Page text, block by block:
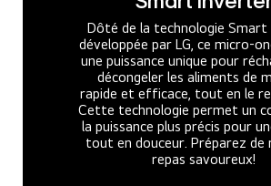
Dôté de la technologie
développée par LG, ce micro-
une puissance unique pour
décongeler les aliments de
rapide et efficace, tout en le
Cette technologie permet un
la puissance plus précis pour
tout en douceur. Préparez de
repas savoureux!